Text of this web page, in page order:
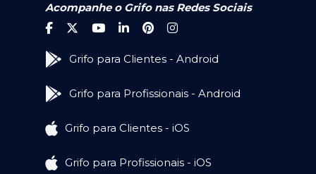
Acompanhe o Grifo nas Redes Sociais
Grifo para Clientes - Android
Grifo para Profissionais - Android
Grifo para Clientes - iOS
Grifo para Profissionais - iOS